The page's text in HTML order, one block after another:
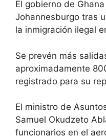
El gobierno de
Johannesburgo tras
la inmigración ilegal
Se prevén más
aproximadamente
registrado para su
El ministro de
Samuel Okudzeto
funcionarios en el